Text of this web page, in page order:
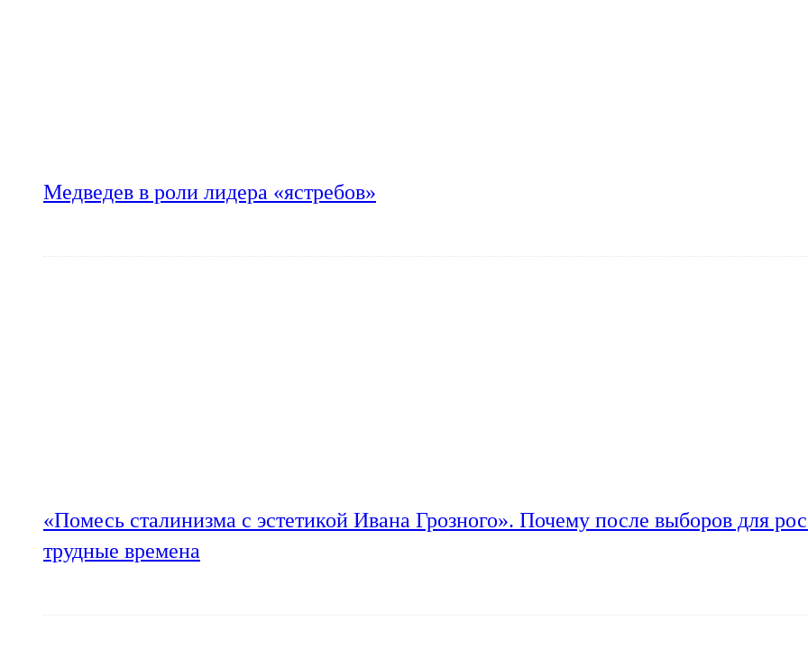
Медведев в роли лидера «ястребов»
«Помесь сталинизма с эстетикой Ивана Грозного». Почему после выборов для
трудные времена